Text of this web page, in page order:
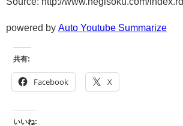
powered by Auto Youtube Summarize
共有:
Facebook X
いいね: